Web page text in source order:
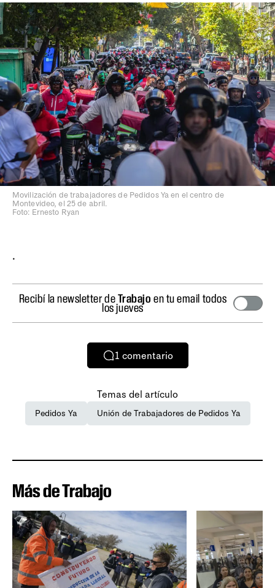
Movilización de trabajadores de Pedidos Ya en el centro de
Montevideo, el 25 de abril.
Foto: Ernesto Ryan
.
Recibí la newsletter deTrabajo en tu email todos
los jueves
1 comentario
Temas del artículo
Pedidos Ya Unión de Trabajadores de Pedidos Ya
Más de Trabajo